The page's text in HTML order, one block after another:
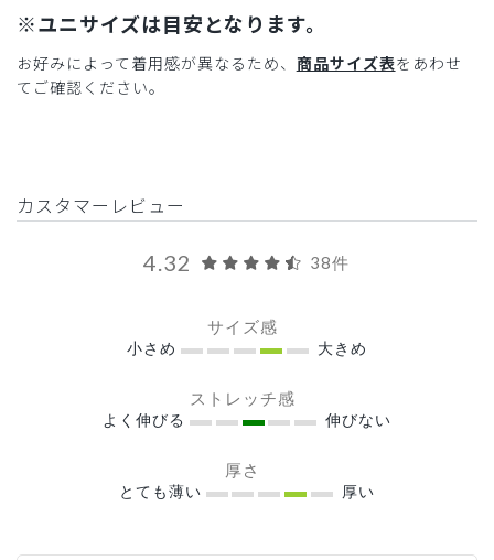
※ユニサイズは目安となります。
お好みによって着用感が異なるため、 商品サイズ表をあわせ
てご確認ください。
カスタマーレビュー
4.32 38件
サイズ感
小さめ 大きめ
ストレッチ感
よく伸びる 伸びない
厚さ
とても薄い 厚い